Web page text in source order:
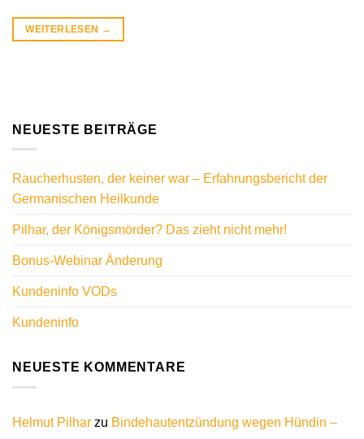
WEITERLESEN →
NEUESTE BEITRÄGE
Raucherhusten, der keiner war – Erfahrungsbericht der
Germanischen Heilkunde
Pilhar, der Königsmörder? Das zieht nicht mehr!
Bonus-Webinar Änderung
Kundeninfo VODs
Kundeninfo
NEUESTE KOMMENTARE
Helmut Pilhar zu Bindehautentzündung wegen Hündin –